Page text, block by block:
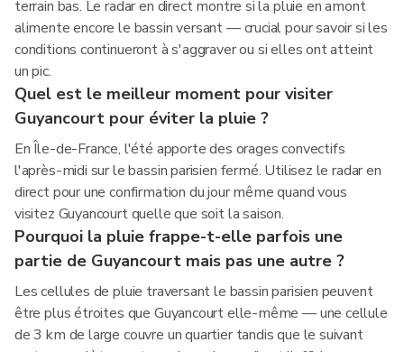
terrain bas. Le radar en direct montre si la pluie en amont
alimente encore le bassin versant — crucial pour savoir si les
conditions continueront à s'aggraver ou si elles ont atteint
un pic.
Quel est le meilleur moment pour visiter
Guyancourt pour éviter la pluie ?
En Île-de-France, l'été apporte des orages convectifs
l'après-midi sur le bassin parisien fermé. Utilisez le radar en
direct pour une confirmation du jour même quand vous
visitez Guyancourt quelle que soit la saison.
Pourquoi la pluie frappe-t-elle parfois une
partie de Guyancourt mais pas une autre ?
Les cellules de pluie traversant le bassin parisien peuvent
être plus étroites que Guyancourt elle-même — une cellule
de 3 km de large couvre un quartier tandis que le suivant